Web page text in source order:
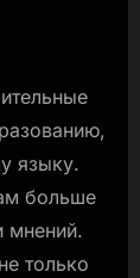
языку.
больше
мнений.
только